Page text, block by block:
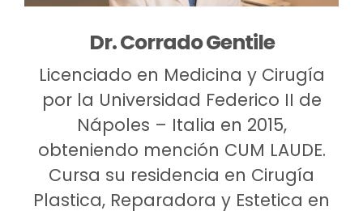
Dr. Corrado Gentile
Licenciado en Medicina y Cirugía
por la Universidad Federico II de
Nápoles – Italia en 2015,
obteniendo mención CUM LAUDE.
Cursa su residencia en Cirugía
Plastica, Reparadora y Estetica en